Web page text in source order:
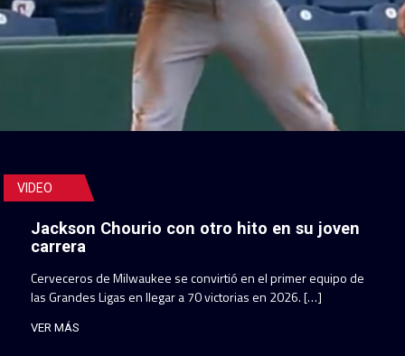
VIDEO
Jackson Chourio con otro hito en su joven
carrera
Cerveceros de Milwaukee se convirtió en el primer equipo de
las Grandes Ligas en llegar a 70 victorias en 2026. […]
VER MÁS